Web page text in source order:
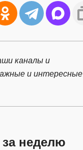
каналы и
и интересные
неделю